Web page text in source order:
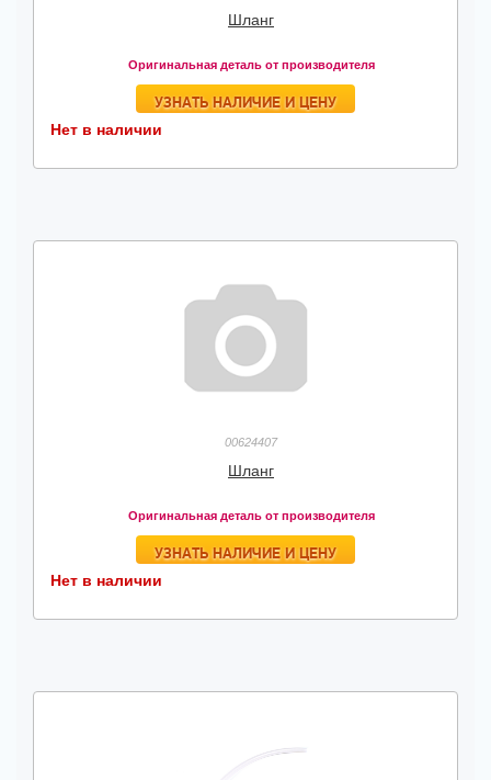
Шланг
Оригинальная деталь от производителя
УЗНАТЬ НАЛИЧИЕ И ЦЕНУ
Нет в наличии
00624407
Шланг
Оригинальная деталь от производителя
УЗНАТЬ НАЛИЧИЕ И ЦЕНУ
Нет в наличии